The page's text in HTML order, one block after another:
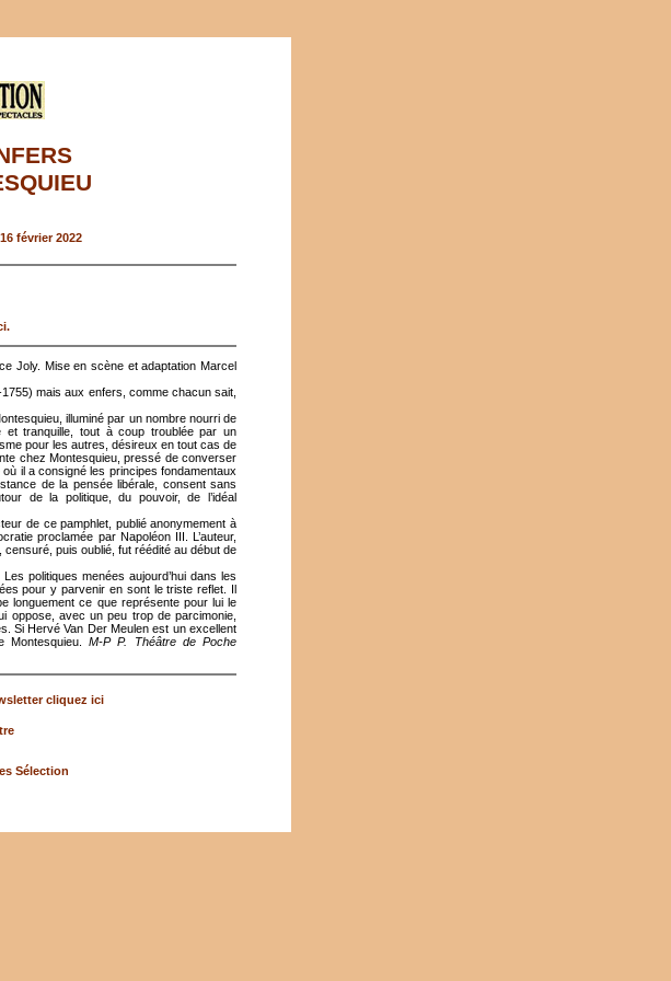
février 2022
Joly. Mise en scène et adaptation Marcel
mais aux enfers, comme chacun sait,
illuminé par un nombre nourri de
et tranquille, tout à coup troublée par un
pour les autres, désireux en tout cas de
chez Montesquieu, pressé de converser
où il a consigné les principes fondamentaux
de la pensée libérale, consent sans
de la politique, du pouvoir, de l’idéal
de ce pamphlet, publié anonymement à
proclamée par Napoléon III. L’auteur,
puis oublié, fut réédité au début de
politiques menées aujourd’hui dans les
pour y parvenir en sont le triste reflet. Il
longuement ce que représente pour lui le
oppose, avec un peu trop de parcimonie,
Si Hervé Van Der Meulen est un excellent
Montesquieu. M-P P. Théâtre de Poche
cliquez ici
Sélection